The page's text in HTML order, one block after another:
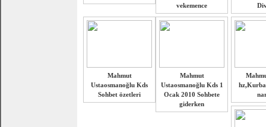
vekemence
Mahmut
Ustaosmanoğlu Kds
Sohbet özetleri
Mahmut
Ustaosmanoğlu Kds 1
Ocak 2010 Sohbete
giderken